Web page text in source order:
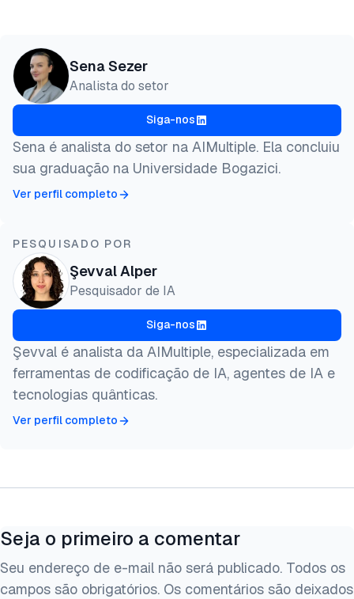
Sena Sezer
Analista do setor
Siga-nos
Sena é analista do setor na AIMultiple. Ela concluiu
sua graduação na Universidade Bogazici.
Ver perfil completo
PESQUISADO POR
Şevval Alper
Pesquisador de IA
Siga-nos
Şevval é analista da AIMultiple, especializada em
ferramentas de codificação de IA, agentes de IA e
tecnologias quânticas.
Ver perfil completo
Seja o primeiro a comentar
Seu endereço de e-mail não será publicado. Todos os
campos são obrigatórios. Os comentários são deixados